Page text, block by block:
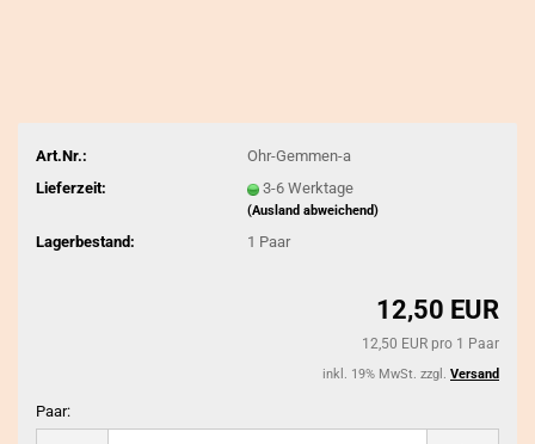
Art.Nr.:
Ohr-Gemmen-a
Lieferzeit:
3-6 Werktage
(Ausland abweichend)
Lagerbestand: 1 Paar
12,50 EUR
12,50 EUR pro 1 Paar
inkl. 19% MwSt. zzgl. Versand
Paar: